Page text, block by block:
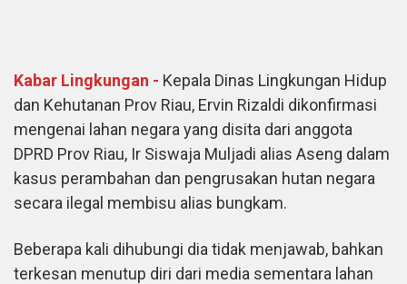
Kabar Lingkungan - Kepala Dinas Lingkungan Hidup
dan Kehutanan Prov Riau, Ervin Rizaldi dikonfirmasi
mengenai lahan negara yang disita dari anggota
DPRD Prov Riau, Ir Siswaja Muljadi alias Aseng dalam
kasus perambahan dan pengrusakan hutan negara
secara ilegal membisu alias bungkam.
Beberapa kali dihubungi dia tidak menjawab, bahkan
terkesan menutup diri dari media sementara lahan